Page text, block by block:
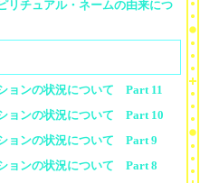
リチュアル・ネームの由来につ
ョンの状況について Part 11
ョンの状況について Part 10
ョンの状況について Part 9
ョンの状況について Part 8